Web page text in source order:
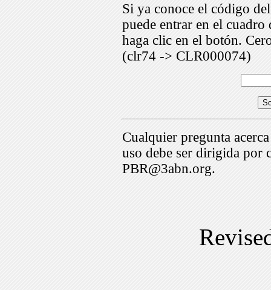
Si ya conoce el código
puede entrar en el
haga clic en el botón.
(clr74 -> CLR000074)
Cualquier pregunta
uso debe ser dirigida por
PBR@3abn.org.